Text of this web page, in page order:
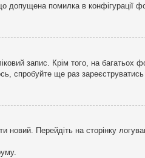
помилка в конфігурації
запис. Крім того, на багатьох
ще раз зареєструватись
Перейдіть на сторінку